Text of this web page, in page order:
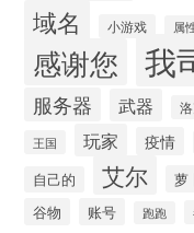
域名 小游戏 属
感谢您 我
服务器 武器
王国 玩家 疫情
自己的 艾尔 萝
谷物 账号 跑跑